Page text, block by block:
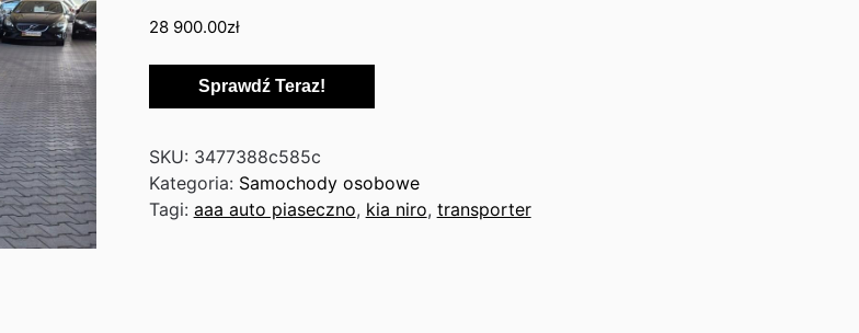
28 900.00zł
Sprawdź Teraz!
SKU: 3477388c585c
Kategoria: Samochody osobowe
Tagi: aaa auto piaseczno, kia niro, transporter